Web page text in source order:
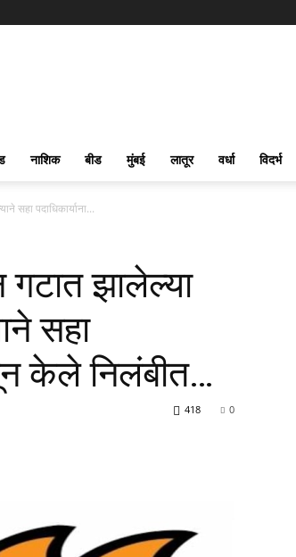
नाशिक बीड मुंबई लातूर वर्धा विदर्भ
सहा पदाधिकार्याना...
झालेल्या
सहा
केले निलंबीत…
0
418